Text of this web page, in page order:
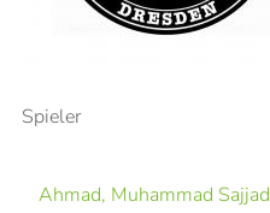
Spieler
Ahmad, Muhammad Sajjad